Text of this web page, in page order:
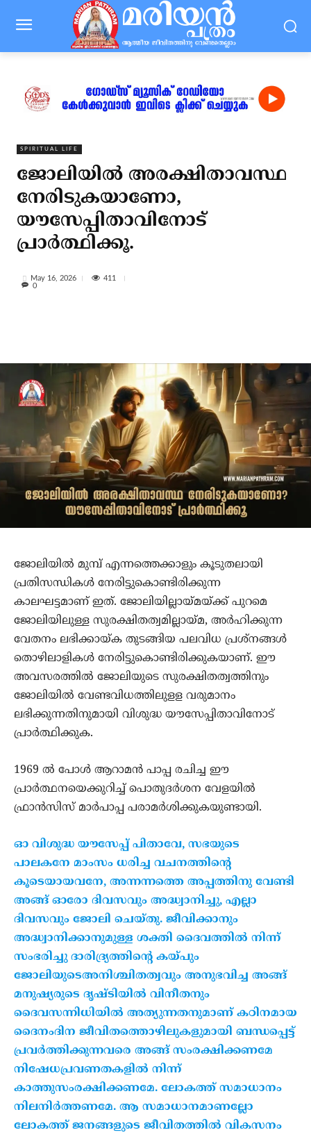
SPIRITUAL LIFE
ജോലിയില്‍ അരക്ഷിതാവസ്ഥ
നേരിടുകയാണോ,
യൗസേപ്പിതാവിനോട്
പ്രാര്‍ത്ഥിക്കൂ.
May 16, 2026
411
0
ജോലിയില്‍ മുമ്പ് എന്നത്തെക്കാളും കൂടുതലായി
പ്രതിസന്ധികള്‍ നേരിട്ടുകൊണ്ടിരിക്കുന്ന
കാലഘട്ടമാണ് ഇത്. ജോലിയില്ലായ്മയ്ക്ക് പുറമെ
ജോലിയിലുള്ള സുരക്ഷിതത്വമില്ലായ്മ, അര്‍ഹിക്കുന്ന
വേതനം ലഭിക്കായ്ക തുടങ്ങിയ പലവിധ പ്രശ്‌നങ്ങള്‍
തൊഴിലാളികള്‍ നേരിട്ടുകൊണ്ടിരിക്കുകയാണ്. ഈ
അവസരത്തില്‍ ജോലിയുടെ സുരക്ഷിതത്വത്തിനും
ജോലിയില്‍ വേണ്ടവിധത്തിലുളള വരുമാനം
ലഭിക്കുന്നതിനുമായി വിശുദ്ധ യൗസേപ്പിതാവിനോട്
പ്രാര്‍ത്ഥിക്കുക.
1969 ല്‍ പോള്‍ ആറാമന്‍ പാപ്പ രചിച്ച ഈ
പ്രാര്‍ത്ഥനയെക്കുറിച്ച് പൊതുദര്‍ശന വേളയില്‍
ഫ്രാന്‍സിസ് മാര്‍പാപ്പ പരാമര്‍ശിക്കുകയുണ്ടായി.
ഓ വിശുദ്ധ യൗസേപ്പ് പിതാവേ, സഭയുടെ
പാലകനേ മാംസം ധരിച്ച വചനത്തിന്റെ
കൂടെയായവനേ, അന്നന്നത്തെ അപ്പത്തിനു വേണ്ടി
അങ്ങ് ഓരോ ദിവസവും അദ്ധ്വാനിച്ചു, എല്ലാ
ദിവസവും ജോലി ചെയ്തു. ജീവിക്കാനും
അദ്ധ്വാനിക്കാനുമുള്ള ശക്തി ദൈവത്തില്‍ നിന്ന്
സംഭരിച്ചു ദാരിദ്ര്യത്തിന്റെ കയ്പും
ജോലിയുടെഅനിശ്ചിതത്വവും അനുഭവിച്ച അങ്ങ്
മനുഷ്യരുടെ ദൃഷ്ടിയില്‍ വിനീതനും
ദൈവസന്നിധിയില്‍ അത്യുന്നതനുമാണ് കഠിനമായ
ദൈനംദിന ജീവിതത്തൊഴിലുകളുമായി ബന്ധപ്പെട്ട്
പ്രവര്‍ത്തിക്കുന്നവരെ അങ്ങ് സംരക്ഷിക്കണമേ
നിഷേധപ്രവണതകളില്‍ നിന്ന്
കാത്തുസംരക്ഷിക്കണമേ. ലോകത്ത് സമാധാനം
നിലനിര്‍ത്തണമേ. ആ സമാധാനമാണല്ലോ
ലോകത്ത് ജനങ്ങളുടെ ജീവിതത്തില്‍ വികസനം